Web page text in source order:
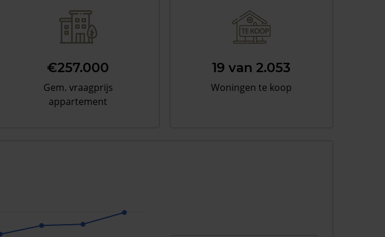
€257.000
Gem. vraagprijs
appartement
19 van 2.053
Woningen te koop